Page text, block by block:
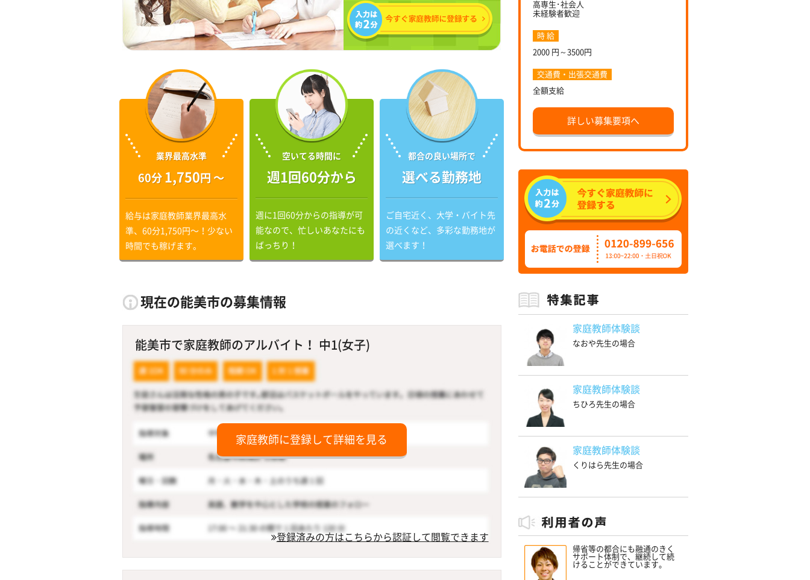
業界最高水準
60分 1,750円 〜
給与は家庭教師業界最高水
準、60分1,750円〜！少ない
時間でも稼げます。
空いてる時間に
週1回60分から
週に1回60分からの指導が可
能なので、忙しいあなたにも
ばっちり！
都合の良い場所で
選べる勤務地
ご自宅近く、大学・バイト先
の近くなど、多彩な勤務地が
選べます！
現在の能美市の募集情報
能美市で家庭教師のアルバイト！ 中1(女子)
家庭教師に登録して詳細を見る
登録済みの方はこちらから認証して閲覧できます
高専生･社会人
未経験者歓迎
時 給
2000 円～3500円
交通費・出張交通費
全額支給
詳しい募集要項へ
家庭教師体験談
なおや先生の場合
家庭教師体験談
ちひろ先生の場合
家庭教師体験談
くりはら先生の場合
帰省等の都合にも融通のきく
サポート体制で、継続して続
けることができています。